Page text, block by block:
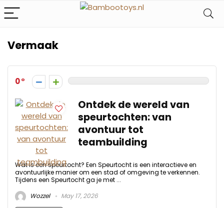
Vermaak
0
Ontdek de wereld van
speurtochten: van
avontuur tot
teambuilding
Wat is een speurtocht? Een Speurtocht is een interactieve en
avontuurlijke manier om een stad of omgeving te verkennen.
Tijdens een Speurtocht ga je met ...
Wozzel
May 17, 2026